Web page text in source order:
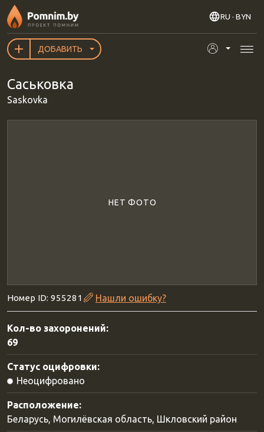
Перейти к основному содержанию
RU · BYN
ДОБАВИТЬ
Саськовка
Saskovka
НЕТ ФОТО
Номер ID: 955281 Нашли ошибку?
Кол-во захоронений:
69
Статус оцифровки:
Неоцифровано
Расположение:
Беларусь, Могилёвская область, Шкловский район